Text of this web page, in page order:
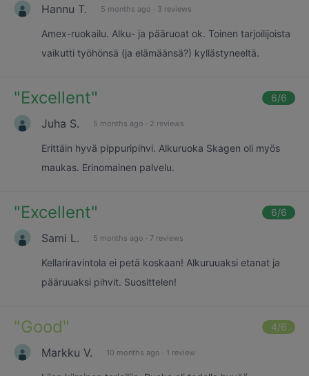
Hannu T. 5 months ago · 3 reviews
Amex-ruokailu. Alku- ja pääruoat ok. Toinen tarjoilijoista
vaikutti työhönsä (ja elämäänsä?) kyllästyneeltä.
"Excellent" 6/6
Juha S. 5 months ago · 2 reviews
Erittäin hyvä pippuripihvi. Alkuruoka Skagen oli myös
maukas. Erinomainen palvelu.
"Excellent" 6/6
Sami L. 5 months ago · 7 reviews
Kellariravintola ei petä koskaan! Alkuruuaksi etanat ja
pääruuaksi pihvit. Suosittelen!
"Good" 4/6
Markku V. 10 months ago · 1 review